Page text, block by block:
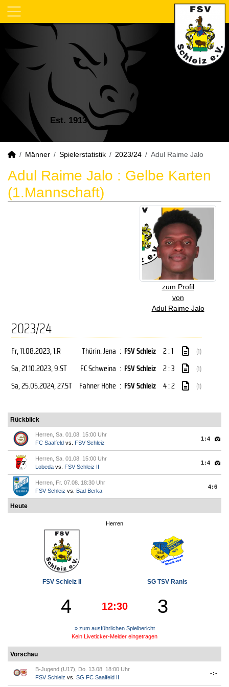
Est. 1913
Männer Spielerstatistik 2023/24 Adul Raime Jalo
Adul Raime Jalo : Gelbe Karten
(1.Mannschaft)
zum Profil
von
Adul Raime Jalo
2023/24
Fr, 11.08.2023, 1.R Thürin. Jena : FSV Schleiz 2 : 1 (1)
Sa, 21.10.2023, 9.ST FC Schweina : FSV Schleiz 2 : 3 (1)
Sa, 25.05.2024, 27.ST Fahner Höhe : FSV Schleiz 4 : 2 (1)
Rückblick
Herren, Sa. 01.08. 15:00 Uhr
FC Saalfeld vs. FSV Schleiz
1:4
Herren, Sa. 01.08. 15:00 Uhr
Lobeda vs. FSV Schleiz II
1:4
Herren, Fr. 07.08. 18:30 Uhr
FSV Schleiz vs. Bad Berka
4:6
Heute
Herren
FSV Schleiz II SG TSV Ranis
4 12:30 3
» zum ausführlichen Spielbericht
Kein Liveticker-Melder eingetragen
Vorschau
B-Jugend (U17), Do. 13.08. 18:00 Uhr
FSV Schleiz vs. SG FC Saalfeld II
-:-